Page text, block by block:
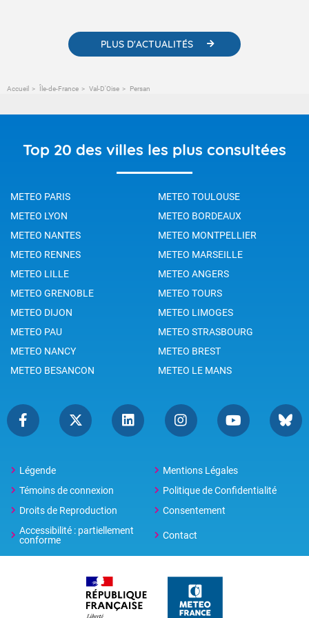
PLUS D'ACTUALITÉS
Accueil Île-de-France Val-D'Oise Persan
Top 20 des villes les plus consultées
METEO PARIS
METEO TOULOUSE
METEO LYON
METEO BORDEAUX
METEO NANTES
METEO MONTPELLIER
METEO RENNES
METEO MARSEILLE
METEO LILLE
METEO ANGERS
METEO GRENOBLE
METEO TOURS
METEO DIJON
METEO LIMOGES
METEO PAU
METEO STRASBOURG
METEO NANCY
METEO BREST
METEO BESANCON
METEO LE MANS
Légende
Mentions Légales
Témoins de connexion
Politique de Confidentialité
Droits de Reproduction
Consentement
Accessibilité : partiellement
conforme
Contact